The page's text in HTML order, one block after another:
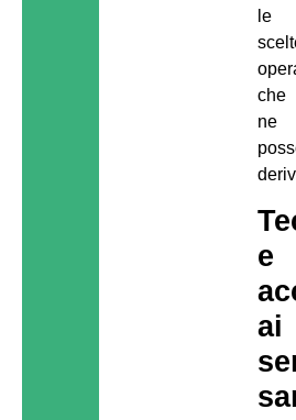
le
che
ne
e
ai